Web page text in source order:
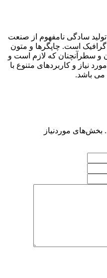
سادگی نامفهوم از صنعت
است. چاپگرها و متون
و سطرآنچنان که لازم است و
نیاز و کاربردهای متنوع با
می باشد.
بخش‌های موردنیاز